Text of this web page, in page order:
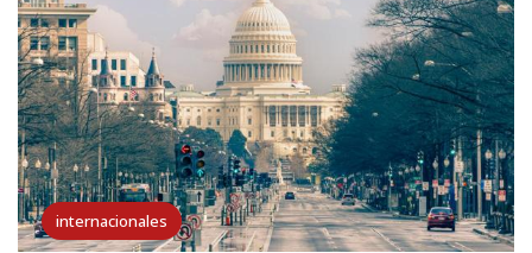
internacionales